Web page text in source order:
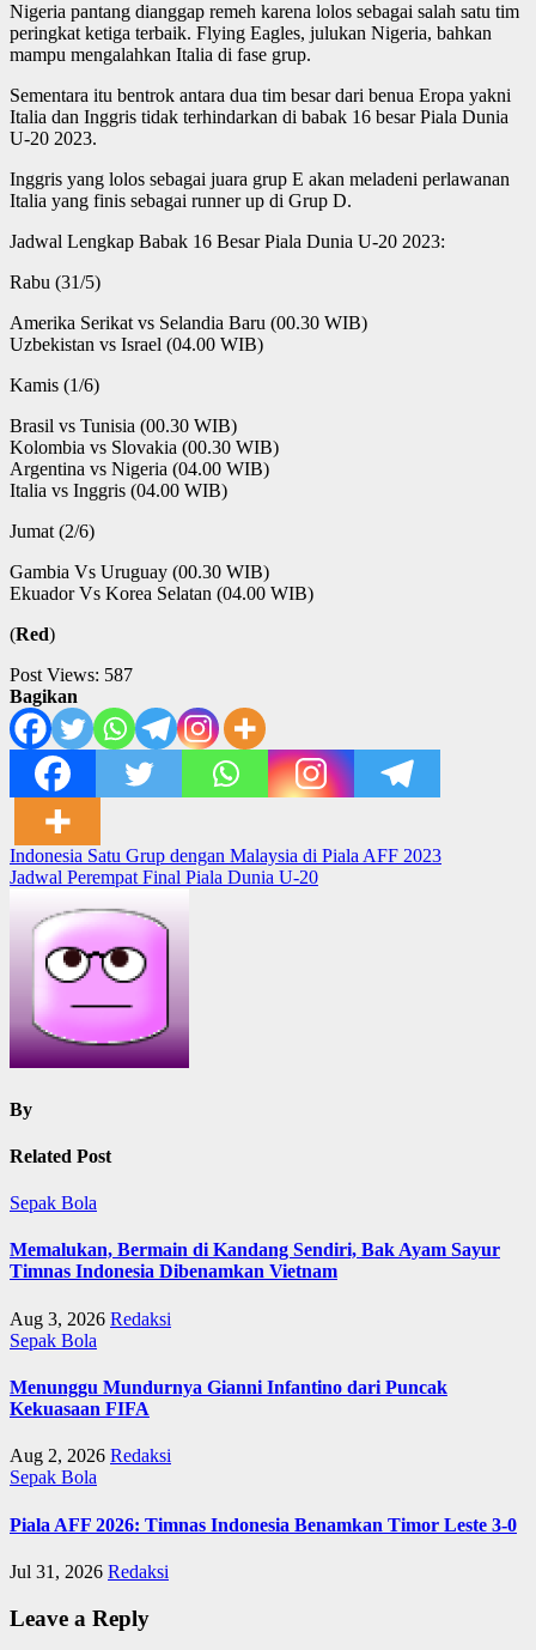
Nigeria pantang dianggap remeh karena lolos sebagai salah satu tim
peringkat ketiga terbaik. Flying Eagles, julukan Nigeria, bahkan
mampu mengalahkan Italia di fase grup.
Sementara itu bentrok antara dua tim besar dari benua Eropa yakni
Italia dan Inggris tidak terhindarkan di babak 16 besar Piala Dunia
U-20 2023.
Inggris yang lolos sebagai juara grup E akan meladeni perlawanan
Italia yang finis sebagai runner up di Grup D.
Jadwal Lengkap Babak 16 Besar Piala Dunia U-20 2023:
Rabu (31/5)
Amerika Serikat vs Selandia Baru (00.30 WIB)
Uzbekistan vs Israel (04.00 WIB)
Kamis (1/6)
Brasil vs Tunisia (00.30 WIB)
Kolombia vs Slovakia (00.30 WIB)
Argentina vs Nigeria (04.00 WIB)
Italia vs Inggris (04.00 WIB)
Jumat (2/6)
Gambia Vs Uruguay (00.30 WIB)
Ekuador Vs Korea Selatan (04.00 WIB)
(Red)
Post Views: 587
Bagikan
Post
navigation
Indonesia Satu Grup dengan Malaysia di Piala AFF 2023
Jadwal Perempat Final Piala Dunia U-20
By
Related Post
Sepak Bola
Memalukan, Bermain di Kandang Sendiri, Bak Ayam Sayur
Timnas Indonesia Dibenamkan Vietnam
Aug 3, 2026 Redaksi
Sepak Bola
Menunggu Mundurnya Gianni Infantino dari Puncak
Kekuasaan FIFA
Aug 2, 2026 Redaksi
Sepak Bola
Piala AFF 2026: Timnas Indonesia Benamkan Timor Leste 3-0
Jul 31, 2026 Redaksi
Leave a Reply